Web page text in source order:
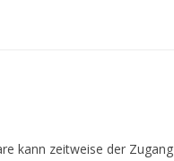
kann zeitweise der Zugang